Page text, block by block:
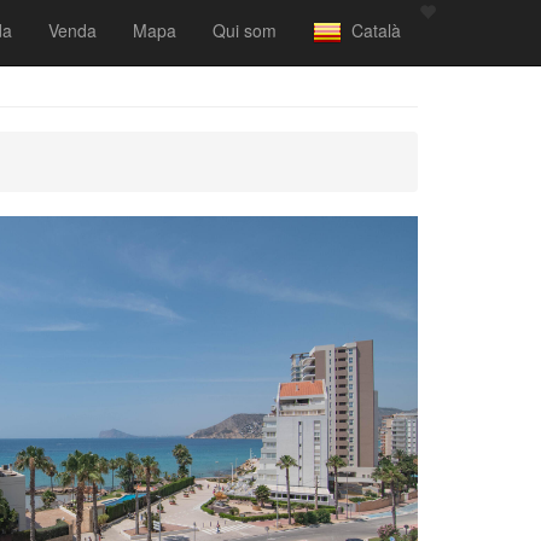
Venda Mapa Qui som Català